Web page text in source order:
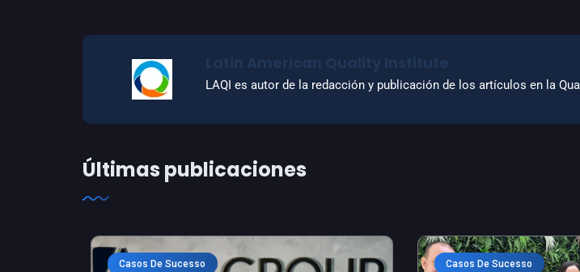
LAQI es autor de la redacción y publicación de los artículos en la
Últimas publicaciones
Casos De Sucesso Casos De Sucesso